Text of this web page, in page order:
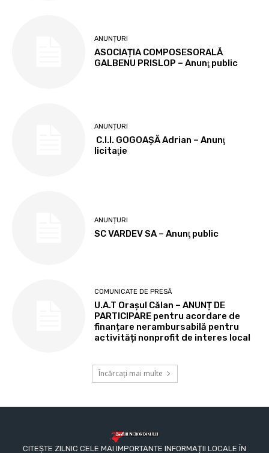
ANUNȚURI
ASOCIAȚIA COMPOSESORALĂ
GALBENU PRISLOP – Anunţ public
ANUNȚURI
C.I.I. GOGOAŞĂ Adrian – Anunţ
licitaţie
ANUNȚURI
SC VARDEV SA – Anunţ public
COMUNICATE DE PRESĂ
U.A.T Orașul Călan – ANUNȚ DE
PARTICIPARE pentru acordare de
finanțare nerambursabilă pentru
activități nonprofit de interes local
Încărcați mai multe
CITEȘTE ZILNIC CELE MAI IMPORTANTE INFORMAȚII LOCALE ÎN